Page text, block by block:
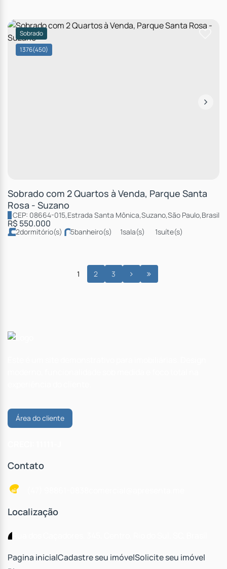
1376(450)
Sobrado
Sobrado com 2 Quartos à Venda, Parque Santa
Rosa - Suzano
R$ 550.000
CEP: 08664-015,Estrada Santa Mônica,Suzano,São Paulo,Brasil
2dormitório(s) 5banheiro(s) 1sala(s) 1suíte(s)
1 2 3
Área do cliente
Contato
Localização
Pagina inicialCadastre seu imóvelSolicite seu imóvel